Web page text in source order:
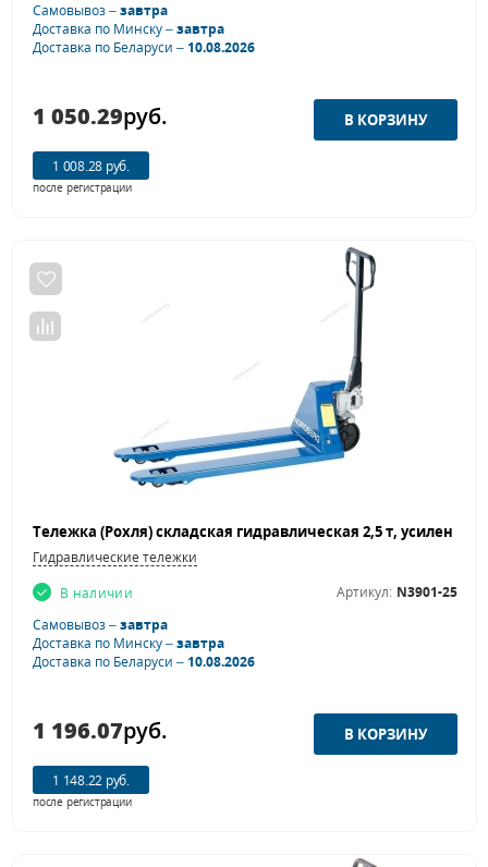
Самовывоз –завтра
Доставка по Минску –завтра
Доставка по Беларуси –10.08.2026
1 050.29руб.
1 008.28 руб.
после регистрации
Гидравлические тележки
В наличии
Артикул: N3901-25
Самовывоз –завтра
Доставка по Минску –завтра
Доставка по Беларуси –10.08.2026
1 196.07руб.
1 148.22 руб.
после регистрации